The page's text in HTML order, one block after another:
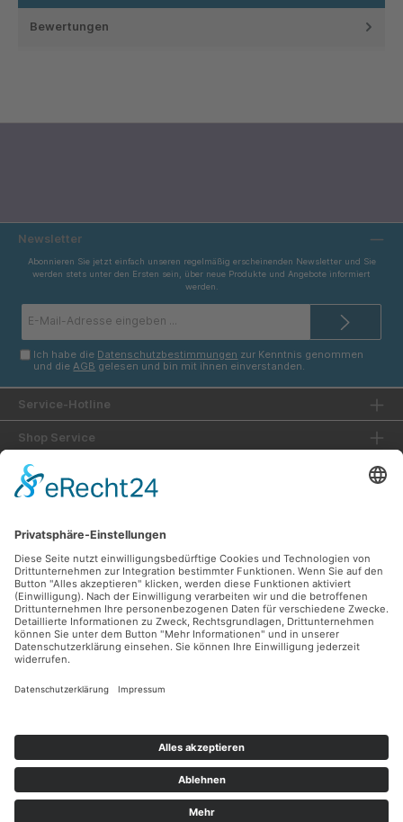
Bewertungen
Newsletter
Abonnieren Sie jetzt einfach unseren regelmäßig erscheinenden Newsletter und Sie
werden stets unter den Ersten sein, über neue Produkte und Angebote informiert
werden.
Mail-
Ich habe die Datenschutzbestimmungen zur Kenntnis genommen
und die AGB gelesen und bin mit ihnen einverstanden.
Service-Hotline
Shop Service
Informationen
Versandarten
Unsere Communities
Zahlungsarten
Ladengeschäft
Shop Service Informationen
* Alle Preise inkl. gesetzl. Mehrwertsteuer zzgl.Versandkostenund ggf.
© 2026 Lüttel Software & Medien GmbH - Alle Rechte vorbehalten.